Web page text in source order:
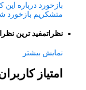
بازخورد درباره این
متشکریم بازخورد
نظراتمفید ترین
نمایش بیشتر
امتیاز